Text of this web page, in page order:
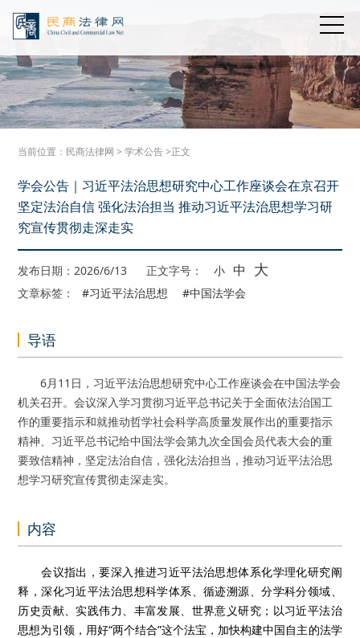
当前位置： 民商法律网 >学术公告>正文
学会公告｜习近平法治思想研究中心工作座谈会在京召开
坚定法治自信 强化法治担当 推动习近平法治思想学习研
究宣传贯彻走深走实
发布日期：2026/6/13 正文字号： 小 中 大
文章标签： #习近平法治思想 #中国法学会
导语
6月11日，习近平法治思想研究中心工作座谈会在中国法学会
机关召开。会议深入学习贯彻习近平总书记关于全面依法治国工
作的重要指示和就推动哲学社会科学高质量发展作出的重要指示
精神、习近平总书记给中国法学会第九次全国会员代表大会的重
要致信精神，坚定法治自信，强化法治担当，推动习近平法治思
想学习研究宣传贯彻走深走实。
内容
会议指出，要深入推进习近平法治思想体系化学理化研究阐
释，深化习近平法治思想科学体系、循迹溯源、分学科分领域、
历史贡献、实践伟力、丰富发展、世界意义研究；以习近平法治
思想为引领，用好“两个结合”这个法宝，加快构建中国自主的法学